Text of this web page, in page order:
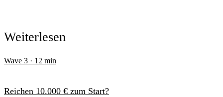
Weiterlesen
Wave 3 · 12 min
Reichen 10.000 € zum Start?